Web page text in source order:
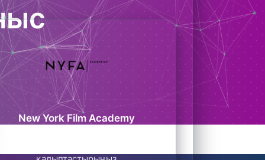
New York Film Academy
қалыптастырыңыз